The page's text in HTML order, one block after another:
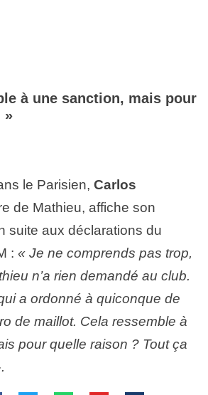
à une sanction, mais pour
»
le Parisien, Carlos
de Mathieu, affiche son
suite aux déclarations du
: « Je ne comprends pas trop,
n’a rien demandé au club.
a ordonné à quiconque de
de maillot. Cela ressemble à
pour quelle raison ? Tout ça